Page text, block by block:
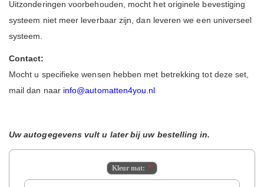
Uitzonderingen voorbehouden, mocht het originele bevestiging
systeem niet meer leverbaar zijn, dan leveren we een universeel
systeem.
Contact:
Mocht u specifieke wensen hebben met betrekking tot deze set,
mail dan naar info@automatten4you.nl
Uw autogegevens vult u later bij uw bestelling in.
Kleur mat: